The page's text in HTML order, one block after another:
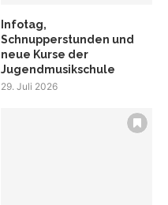
Infotag,
Schnupperstunden und
neue Kurse der
Jugendmusikschule
29. Juli 2026